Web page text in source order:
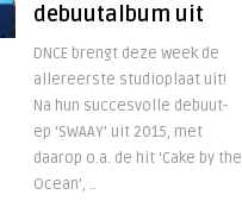
debuutalbum uit
DNCE brengt deze week de
allereerste studioplaat uit!
Na hun succesvolle debuut-
ep ‘SWAAY’ uit 2015, met
daarop o.a. de hit ‘Cake by the
Ocean’, ..